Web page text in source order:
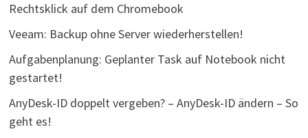
Rechtsklick auf dem Chromebook
Veeam: Backup ohne Server wiederherstellen!
Aufgabenplanung: Geplanter Task auf Notebook nicht
gestartet!
AnyDesk-ID doppelt vergeben? – AnyDesk-ID ändern – So
geht es!